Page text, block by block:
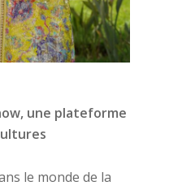
une plateforme
le monde de la